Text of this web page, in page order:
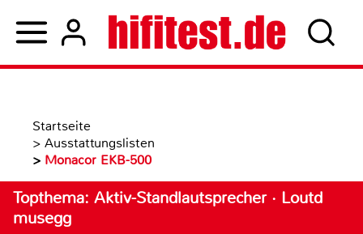
Startseite
> Ausstattungslisten
> Monacor EKB-500
Topthema: Aktiv-Standlautsprecher · Loutd
musegg